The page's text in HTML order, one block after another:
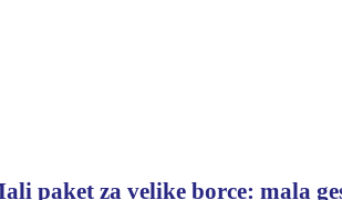
paket za velike borce: mala